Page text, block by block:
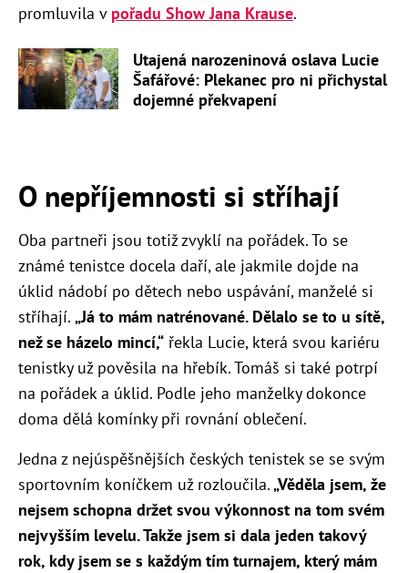
promluvila v pořadu Show Jana Krause.
Utajená narozeninová oslava Lucie
Šafářové: Plekanec pro ni přichystal
dojemné překvapení
O nepříjemnosti si stříhají
Oba partneři jsou totiž zvyklí na pořádek. To se
známé tenistce docela daří, ale jakmile dojde na
úklid nádobí po dětech nebo uspávání, manželé si
stříhají. „Já to mám natrénované. Dělalo se to u sítě,
než se házelo mincí,“ řekla Lucie, která svou kariéru
tenistky už pověsila na hřebík. Tomáš si také potrpí
na pořádek a úklid. Podle jeho manželky dokonce
doma dělá komínky při rovnání oblečení.
Jedna z nejúspěšnějších českých tenistek se se svým
sportovním koníčkem už rozloučila.„Věděla jsem, že
nejsem schopna držet svou výkonnost na tom svém
nejvyšším levelu. Takže jsem si dala jeden takový
rok, kdy jsem se s každým tím turnajem, který mám